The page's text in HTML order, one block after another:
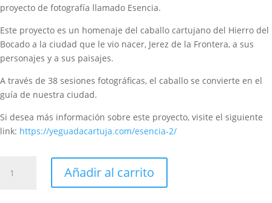
proyecto de fotografía llamado Esencia.
Este proyecto es un homenaje del caballo cartujano del Hierro del
Bocado a la ciudad que le vio nacer, Jerez de la Frontera, a sus
personajes y a sus paisajes.
A través de 38 sesiones fotográficas, el caballo se convierte en el
guía de nuestra ciudad.
Si desea más información sobre este proyecto, visite el siguiente
link: https://yeguadacartuja.com/esencia-2/
"Esencia:
Añadir al carrito